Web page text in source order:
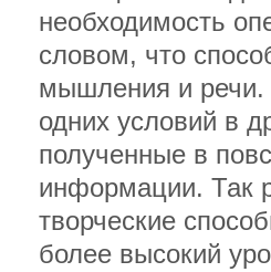
необходимость
словом, что
мышления и речи.
одних условий в
полученные в
информации. Так
творческие
более высокий